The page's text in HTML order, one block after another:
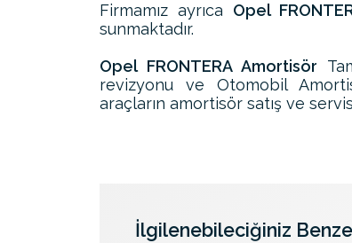
Firmamız ayrıca Opel
sunmaktadır.
Opel FRONTERA Amortisör
revizyonu ve Otomobil
araçların amortisör satış ve
İlgilenebileciğiniz